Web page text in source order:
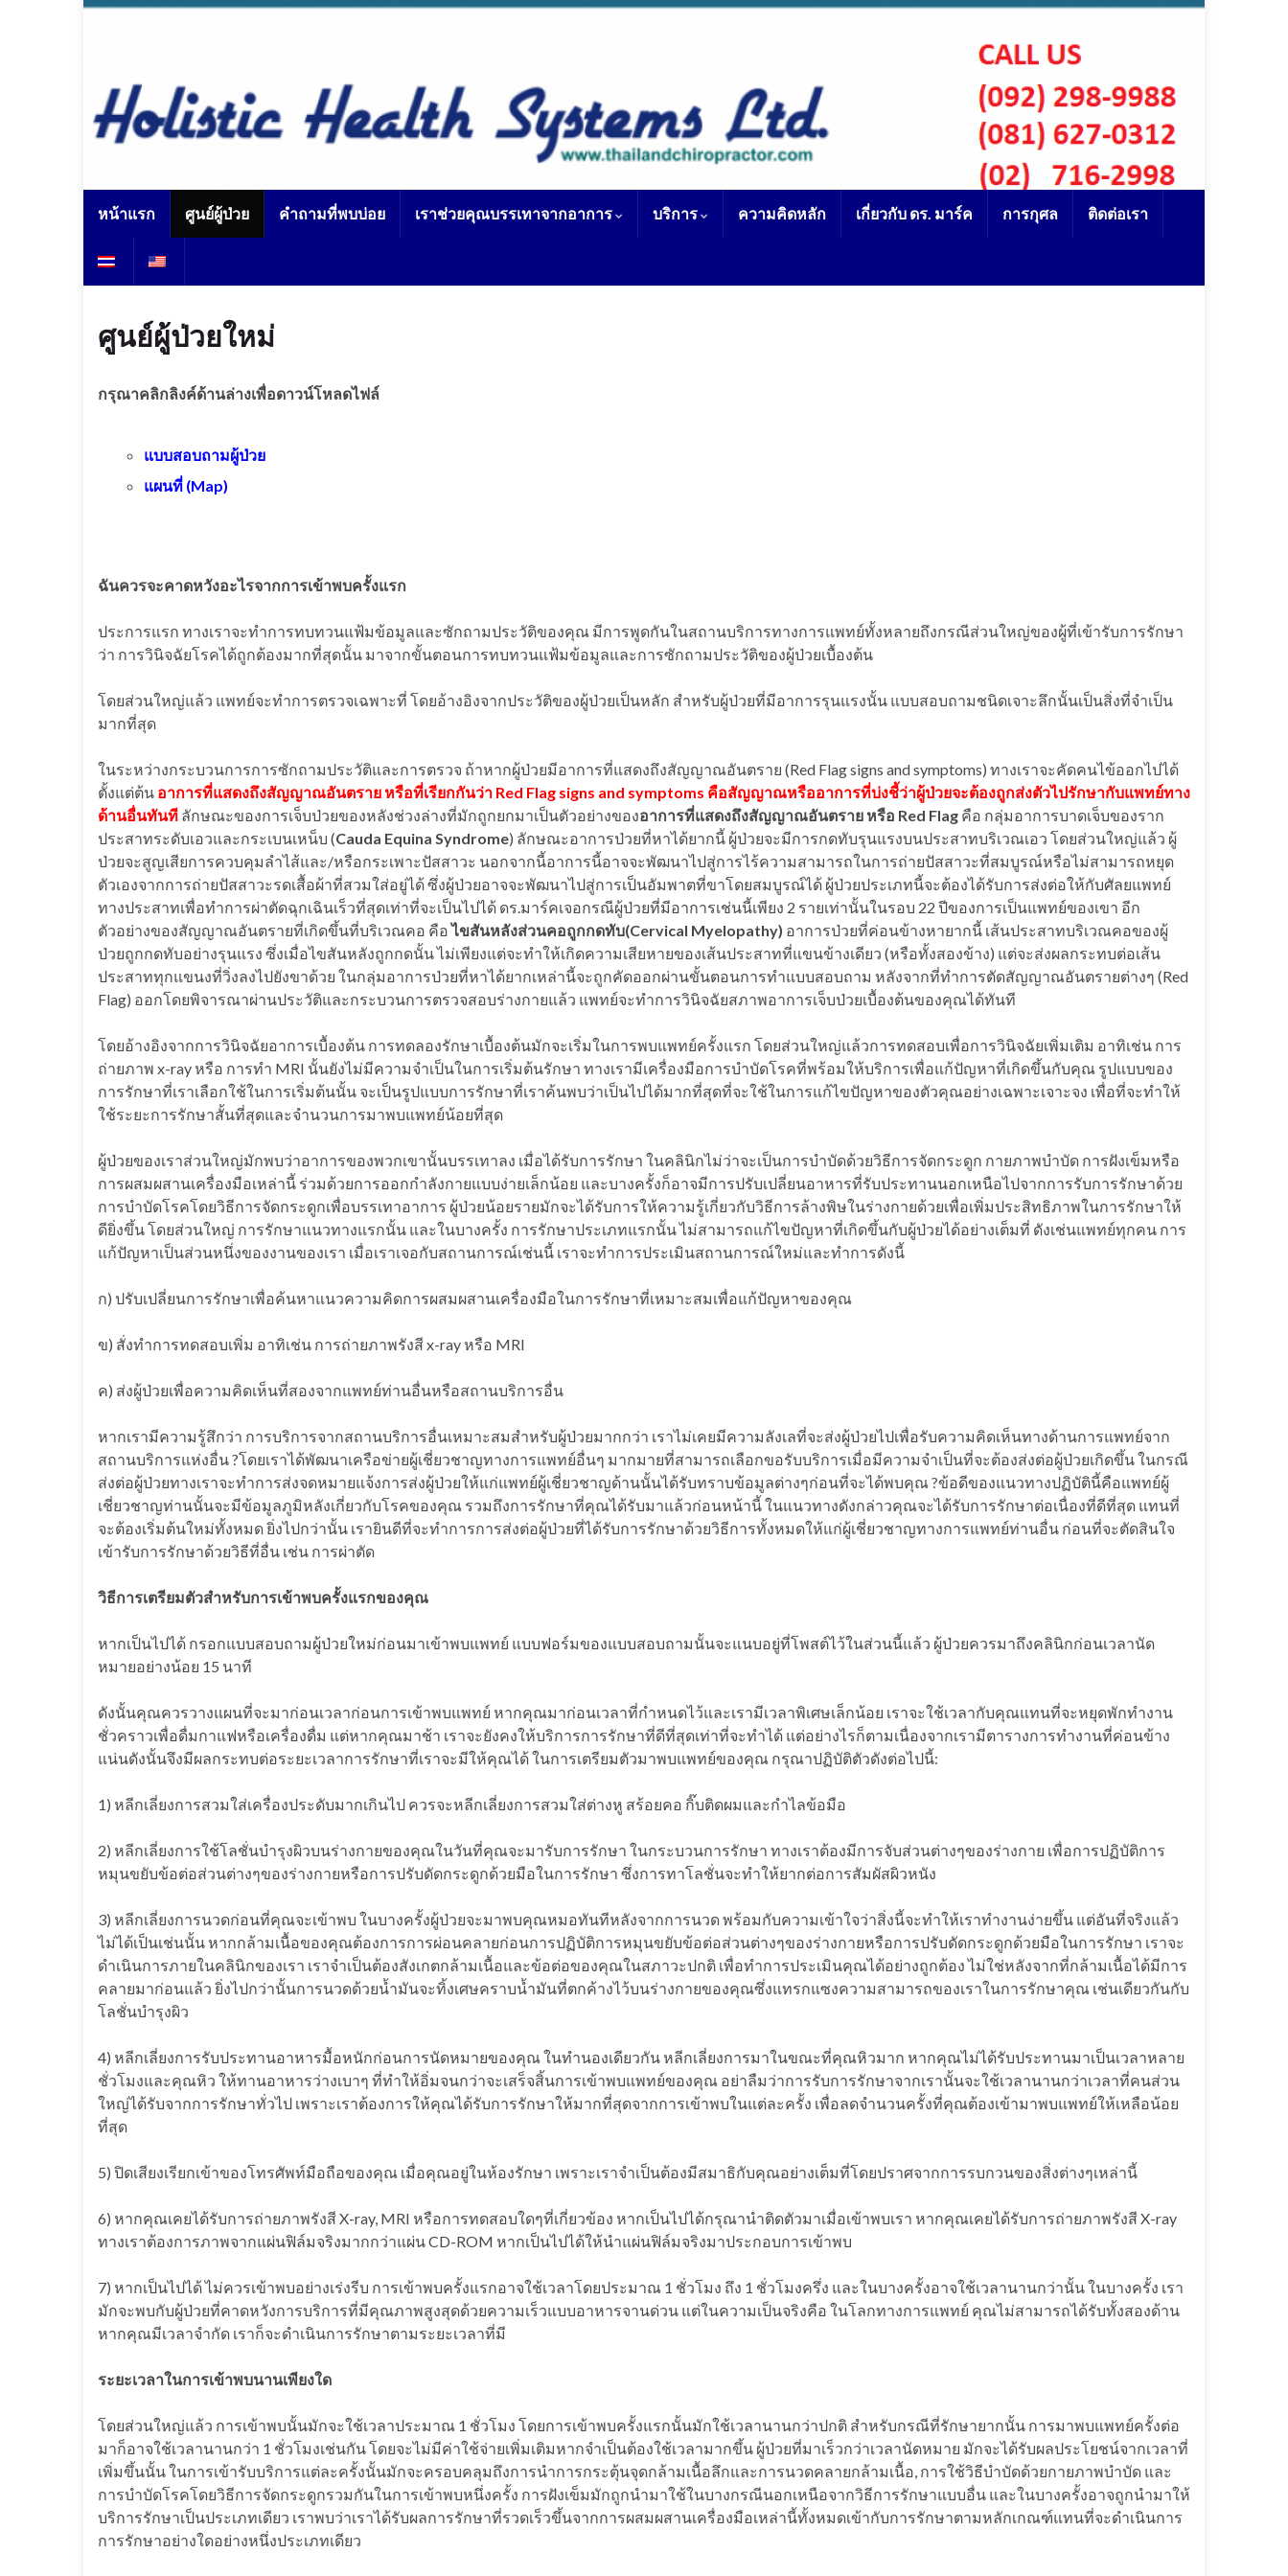
หน้าแรก ศูนย์ผู้ป่วย คำถามที่พบบ่อย เราช่วยคุณบรรเทาจากอาการ บริการ ความคิดหลัก เกี่ยวกับ ดร. มาร์ค การกุศล ติดต่อเรา
ศูนย์ผู้ป่วยใหม่
กรุณาคลิกลิงค์ด้านล่างเพื่อดาวน์โหลดไฟล์
แบบสอบถามผู้ป่วย
แผนที่ (Map)
ฉันควรจะคาดหวังอะไรจากการเข้าพบครั้งแรก
ประการแรก ทางเราจะทำการทบทวนแฟ้มข้อมูลและซักถามประวัติของคุณ มีการพูดกันในสถานบริการทางการแพทย์ทั้งหลายถึงกรณีส่วนใหญ่ของผู้ที่เข้ารับการรักษา
ว่า การวินิจฉัยโรคได้ถูกต้องมากที่สุดนั้น มาจากขั้นตอนการทบทวนแฟ้มข้อมูลและการซักถามประวัติของผู้ป่วยเบื้องต้น
โดยส่วนใหญ่แล้ว แพทย์จะทำการตรวจเฉพาะที่ โดยอ้างอิงจากประวัติของผู้ป่วยเป็นหลัก สำหรับผู้ป่วยที่มีอาการรุนแรงนั้น แบบสอบถามชนิดเจาะลึกนั้นเป็นสิ่งที่จำเป็น
มากที่สุด
ในระหว่างกระบวนการการซักถามประวัติและการตรวจ ถ้าหากผู้ป่วยมีอาการที่แสดงถึงสัญญาณอันตราย (Red Flag signs and symptoms) ทางเราจะคัดคนไข้ออกไปได้
ตั้งแต่ต้น อาการที่แสดงถึงสัญญาณอันตราย หรือที่เรียกกันว่า Red Flag signs and symptoms คือสัญญาณหรืออาการที่บ่งชี้ว่าผู้ป่วยจะต้องถูกส่งตัวไปรักษากับแพทย์ทาง
ด้านอื่นทันที ลักษณะของการเจ็บป่วยของหลังช่วงล่างที่มักถูกยกมาเป็นตัวอย่างของอาการที่แสดงถึงสัญญาณอันตราย หรือ Red Flag คือ กลุ่มอาการบาดเจ็บของราก
ประสาทระดับเอวและกระเบนเหน็บ (Cauda Equina Syndrome) ลักษณะอาการป่วยที่หาได้ยากนี้ ผู้ป่วยจะมีการกดทับรุนแรงบนประสาทบริเวณเอว โดยส่วนใหญ่แล้ว ผู้
ป่วยจะสูญเสียการควบคุมลำไส้และ/หรือกระเพาะปัสสาวะ นอกจากนี้อาการนี้อาจจะพัฒนาไปสู่การไร้ความสามารถในการถ่ายปัสสาวะที่สมบูรณ์หรือไม่สามารถหยุด
ตัวเองจากการถ่ายปัสสาวะรดเสื้อผ้าที่สวมใส่อยู่ได้ ซึ่งผู้ป่วยอาจจะพัฒนาไปสู่การเป็นอัมพาตที่ขาโดยสมบูรณ์ได้ ผู้ป่วยประเภทนี้จะต้องได้รับการส่งต่อให้กับศัลยแพทย์
ทางประสาทเพื่อทำการผ่าตัดฉุกเฉินเร็วที่สุดเท่าที่จะเป็นไปได้ ดร.มาร์คเจอกรณีผู้ป่วยที่มีอาการเช่นนี้เพียง 2 รายเท่านั้นในรอบ 22 ปีของการเป็นแพทย์ของเขา อีก
ตัวอย่างของสัญญาณอันตรายที่เกิดขึ้นที่บริเวณคอ คือไขสันหลังส่วนคอถูกกดทับ(Cervical Myelopathy) อาการป่วยที่ค่อนข้างหายากนี้ เส้นประสาทบริเวณคอของผู้
ป่วยถูกกดทับอย่างรุนแรง ซึ่งเมื่อไขสันหลังถูกกดนั้น ไม่เพียงแต่จะทำให้เกิดความเสียหายของเส้นประสาทที่แขนข้างเดียว (หรือทั้งสองข้าง) แต่จะส่งผลกระทบต่อเส้น
ประสาททุกแขนงที่วิ่งลงไปยังขาด้วย ในกลุ่มอาการป่วยที่หาได้ยากเหล่านี้จะถูกคัดออกผ่านขั้นตอนการทำแบบสอบถาม หลังจากที่ทำการตัดสัญญาณอันตรายต่างๆ (Red
Flag) ออกโดยพิจารณาผ่านประวัติและกระบวนการตรวจสอบร่างกายแล้ว แพทย์จะทำการวินิจฉัยสภาพอาการเจ็บป่วยเบื้องต้นของคุณได้ทันที
โดยอ้างอิงจากการวินิจฉัยอาการเบื้องต้น การทดลองรักษาเบื้องต้นมักจะเริ่มในการพบแพทย์ครั้งแรก โดยส่วนใหญ่แล้วการทดสอบเพื่อการวินิจฉัยเพิ่มเติม อาทิเช่น การ
ถ่ายภาพ x-ray หรือ การทำ MRI นั้นยังไม่มีความจำเป็นในการเริ่มต้นรักษา ทางเรามีเครื่องมือการบำบัดโรคที่พร้อมให้บริการเพื่อแก้ปัญหาที่เกิดขึ้นกับคุณ รูปแบบของ
การรักษาที่เราเลือกใช้ในการเริ่มต้นนั้น จะเป็นรูปแบบการรักษาที่เราค้นพบว่าเป็นไปได้มากที่สุดที่จะใช้ในการแก้ไขปัญหาของตัวคุณอย่างเฉพาะเจาะจง เพื่อที่จะทำให้
ใช้ระยะการรักษาสั้นที่สุดและจำนวนการมาพบแพทย์น้อยที่สุด
ผู้ป่วยของเราส่วนใหญ่มักพบว่าอาการของพวกเขานั้นบรรเทาลง เมื่อได้รับการรักษา ในคลินิกไม่ว่าจะเป็นการบำบัดด้วยวิธีการจัดกระดูก กายภาพบำบัด การฝังเข็มหรือ
การผสมผสานเครื่องมือเหล่านี้ ร่วมด้วยการออกกำลังกายแบบง่ายเล็กน้อย และบางครั้งก็อาจมีการปรับเปลี่ยนอาหารที่รับประทานนอกเหนือไปจากการรับการรักษาด้วย
การบำบัดโรคโดยวิธีการจัดกระดูกเพื่อบรรเทาอาการ ผู้ป่วยน้อยรายมักจะได้รับการให้ความรู้เกี่ยวกับวิธีการล้างพิษในร่างกายด้วยเพื่อเพิ่มประสิทธิภาพในการรักษาให้
ดียิ่งขึ้น โดยส่วนใหญ่ การรักษาแนวทางแรกนั้น และในบางครั้ง การรักษาประเภทแรกนั้น ไม่สามารถแก้ไขปัญหาที่เกิดขึ้นกับผู้ป่วยได้อย่างเต็มที่ ดังเช่นแพทย์ทุกคน การ
แก้ปัญหาเป็นส่วนหนึ่งของงานของเรา เมื่อเราเจอกับสถานการณ์เช่นนี้ เราจะทำการประเมินสถานการณ์ใหม่และทำการดังนี้
ก) ปรับเปลี่ยนการรักษาเพื่อค้นหาแนวความคิดการผสมผสานเครื่องมือในการรักษาที่เหมาะสมเพื่อแก้ปัญหาของคุณ
ข) สั่งทำการทดสอบเพิ่ม อาทิเช่น การถ่ายภาพรังสี x-ray หรือ MRI
ค) ส่งผู้ป่วยเพื่อความคิดเห็นที่สองจากแพทย์ท่านอื่นหรือสถานบริการอื่น
หากเรามีความรู้สึกว่า การบริการจากสถานบริการอื่นเหมาะสมสำหรับผู้ป่วยมากกว่า เราไม่เคยมีความลังเลที่จะส่งผู้ป่วยไปเพื่อรับความคิดเห็นทางด้านการแพทย์จาก
สถานบริการแห่งอื่น ?โดยเราได้พัฒนาเครือข่ายผู้เชี่ยวชาญทางการแพทย์อื่นๆ มากมายที่สามารถเลือกขอรับบริการเมื่อมีความจำเป็นที่จะต้องส่งต่อผู้ป่วยเกิดขึ้น ในกรณี
ส่งต่อผู้ป่วยทางเราจะทำการส่งจดหมายแจ้งการส่งผู้ป่วยให้แก่แพทย์ผู้เชี่ยวชาญด้านนั้นได้รับทราบข้อมูลต่างๆก่อนที่จะได้พบคุณ ?ข้อดีของแนวทางปฏิบัตินี้คือแพทย์ผู้
เชี่ยวชาญท่านนั้นจะมีข้อมูลภูมิหลังเกี่ยวกับโรคของคุณ รวมถึงการรักษาที่คุณได้รับมาแล้วก่อนหน้านี้ ในแนวทางดังกล่าวคุณจะได้รับการรักษาต่อเนื่องที่ดีที่สุด แทนที่
จะต้องเริ่มต้นใหม่ทั้งหมด ยิ่งไปกว่านั้น เรายินดีที่จะทำการการส่งต่อผู้ป่วยที่ได้รับการรักษาด้วยวิธีการทั้งหมดให้แก่ผู้เชี่ยวชาญทางการแพทย์ท่านอื่น ก่อนที่จะตัดสินใจ
เข้ารับการรักษาด้วยวิธีที่อื่น เช่น การผ่าตัด
วิธีการเตรียมตัวสำหรับการเข้าพบครั้งแรกของคุณ
หากเป็นไปได้ กรอกแบบสอบถามผู้ป่วยใหม่ก่อนมาเข้าพบแพทย์ แบบฟอร์มของแบบสอบถามนั้นจะแนบอยู่ที่โพสต์ไว้ในส่วนนี้แล้ว ผู้ป่วยควรมาถึงคลินิกก่อนเวลานัด
หมายอย่างน้อย 15 นาที
ดังนั้นคุณควรวางแผนที่จะมาก่อนเวลาก่อนการเข้าพบแพทย์ หากคุณมาก่อนเวลาที่กำหนดไว้และเรามีเวลาพิเศษเล็กน้อย เราจะใช้เวลากับคุณแทนที่จะหยุดพักทำงาน
ชั่วคราวเพื่อดื่มกาแฟหรือเครื่องดื่ม แต่หากคุณมาช้า เราจะยังคงให้บริการการรักษาที่ดีที่สุดเท่าที่จะทำได้ แต่อย่างไรก็ตามเนื่องจากเรามีตารางการทำงานที่ค่อนข้าง
แน่นดังนั้นจึงมีผลกระทบต่อระยะเวลาการรักษาที่เราจะมีให้คุณได้ ในการเตรียมตัวมาพบแพทย์ของคุณ กรุณาปฏิบัติตัวดังต่อไปนี้:
1) หลีกเลี่ยงการสวมใส่เครื่องประดับมากเกินไป ควรจะหลีกเลี่ยงการสวมใส่ต่างหู สร้อยคอ กิ๊บติดผมและกำไลข้อมือ
2) หลีกเลี่ยงการใช้โลชั่นบำรุงผิวบนร่างกายของคุณในวันที่คุณจะมารับการรักษา ในกระบวนการรักษา ทางเราต้องมีการจับส่วนต่างๆของร่างกาย เพื่อการปฏิบัติการ
หมุนขยับข้อต่อส่วนต่างๆของร่างกายหรือการปรับดัดกระดูกด้วยมือในการรักษา ซึ่งการทาโลชั่นจะทำให้ยากต่อการสัมผัสผิวหนัง
3) หลีกเลี่ยงการนวดก่อนที่คุณจะเข้าพบ ในบางครั้งผู้ป่วยจะมาพบคุณหมอทันทีหลังจากการนวด พร้อมกับความเข้าใจว่าสิ่งนี้จะทำให้เราทำงานง่ายขึ้น แต่อันที่จริงแล้ว
ไม่ได้เป็นเช่นนั้น หากกล้ามเนื้อของคุณต้องการการผ่อนคลายก่อนการปฏิบัติการหมุนขยับข้อต่อส่วนต่างๆของร่างกายหรือการปรับดัดกระดูกด้วยมือในการรักษา เราจะ
ดำเนินการภายในคลินิกของเรา เราจำเป็นต้องสังเกตกล้ามเนื้อและข้อต่อของคุณในสภาวะปกติ เพื่อทำการประเมินคุณได้อย่างถูกต้อง ไม่ใช่หลังจากที่กล้ามเนื้อได้มีการ
คลายมาก่อนแล้ว ยิ่งไปกว่านั้นการนวดด้วยน้ำมันจะทิ้งเศษคราบน้ำมันที่ตกค้างไว้บนร่างกายของคุณซึ่งแทรกแซงความสามารถของเราในการรักษาคุณ เช่นเดียวกันกับ
โลชั่นบำรุงผิว
4) หลีกเลี่ยงการรับประทานอาหารมื้อหนักก่อนการนัดหมายของคุณ ในทำนองเดียวกัน หลีกเลี่ยงการมาในขณะที่คุณหิวมาก หากคุณไม่ได้รับประทานมาเป็นเวลาหลาย
ชั่วโมงและคุณหิว ให้ทานอาหารว่างเบาๆ ที่ทำให้อิ่มจนกว่าจะเสร็จสิ้นการเข้าพบแพทย์ของคุณ อย่าลืมว่าการรับการรักษาจากเรานั้นจะใช้เวลานานกว่าเวลาที่คนส่วน
ใหญ่ได้รับจากการรักษาทั่วไป เพราะเราต้องการให้คุณได้รับการรักษาให้มากที่สุดจากการเข้าพบในแต่ละครั้ง เพื่อลดจำนวนครั้งที่คุณต้องเข้ามาพบแพทย์ให้เหลือน้อย
ที่สุด
5) ปิดเสียงเรียกเข้าของโทรศัพท์มือถือของคุณ เมื่อคุณอยู่ในห้องรักษา เพราะเราจำเป็นต้องมีสมาธิกับคุณอย่างเต็มที่โดยปราศจากการรบกวนของสิ่งต่างๆเหล่านี้
6) หากคุณเคยได้รับการถ่ายภาพรังสี X-ray, MRI หรือการทดสอบใดๆที่เกี่ยวข้อง หากเป็นไปได้กรุณานำติดตัวมาเมื่อเข้าพบเรา หากคุณเคยได้รับการถ่ายภาพรังสี X-ray
ทางเราต้องการภาพจากแผ่นฟิล์มจริงมากกว่าแผ่น CD-ROM หากเป็นไปได้ให้นำแผ่นฟิล์มจริงมาประกอบการเข้าพบ
7) หากเป็นไปได้ ไม่ควรเข้าพบอย่างเร่งรีบ การเข้าพบครั้งแรกอาจใช้เวลาโดยประมาณ 1 ชั่วโมง ถึง 1 ชั่วโมงครึ่ง และในบางครั้งอาจใช้เวลานานกว่านั้น ในบางครั้ง เรา
มักจะพบกับผู้ป่วยที่คาดหวังการบริการที่มีคุณภาพสูงสุดด้วยความเร็วแบบอาหารจานด่วน แต่ในความเป็นจริงคือ ในโลกทางการแพทย์ คุณไม่สามารถได้รับทั้งสองด้าน
หากคุณมีเวลาจำกัด เราก็จะดำเนินการรักษาตามระยะเวลาที่มี
ระยะเวลาในการเข้าพบนานเพียงใด
โดยส่วนใหญ่แล้ว การเข้าพบนั้นมักจะใช้เวลาประมาณ 1 ชั่วโมง โดยการเข้าพบครั้งแรกนั้นมักใช้เวลานานกว่าปกติ สำหรับกรณีที่รักษายากนั้น การมาพบแพทย์ครั้งต่อ
มาก็อาจใช้เวลานานกว่า 1 ชั่วโมงเช่นกัน โดยจะไม่มีค่าใช้จ่ายเพิ่มเติมหากจำเป็นต้องใช้เวลามากขึ้น ผู้ป่วยที่มาเร็วกว่าเวลานัดหมาย มักจะได้รับผลประโยชน์จากเวลาที่
เพิ่มขึ้นนั้น ในการเข้ารับบริการแต่ละครั้งนั้นมักจะครอบคลุมถึงการนำการกระตุ้นจุดกล้ามเนื้อลึกและการนวดคลายกล้ามเนื้อ, การใช้วิธีบำบัดด้วยกายภาพบำบัด และ
การบำบัดโรคโดยวิธีการจัดกระดูกรวมกันในการเข้าพบหนึ่งครั้ง การฝังเข็มมักถูกนำมาใช้ในบางกรณีนอกเหนือจากวิธีการรักษาแบบอื่น และในบางครั้งอาจถูกนำมาให้
บริการรักษาเป็นประเภทเดียว เราพบว่าเราได้รับผลการรักษาที่รวดเร็วขึ้นจากการผสมผสานเครื่องมือเหล่านี้ทั้งหมดเข้ากับการรักษาตามหลักเกณฑ์แทนที่จะดำเนินการ
การรักษาอย่างใดอย่างหนึ่งประเภทเดียว